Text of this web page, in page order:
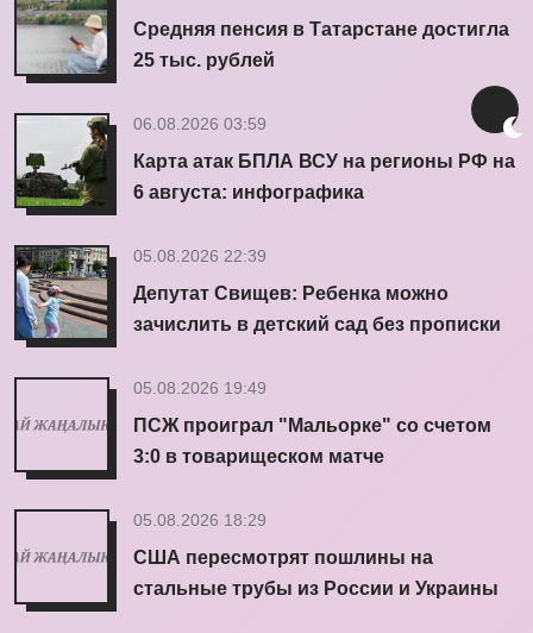
Средняя пенсия в Татарстане достигла
25 тыс. рублей
06.08.2026 03:59
Карта атак БПЛА ВСУ на регионы РФ на
6 августа: инфографика
05.08.2026 22:39
Депутат Свищев: Ребенка можно
зачислить в детский сад без прописки
05.08.2026 19:49
ПСЖ проиграл "Мальорке" со счетом
3:0 в товарищеском матче
05.08.2026 18:29
США пересмотрят пошлины на
стальные трубы из России и Украины